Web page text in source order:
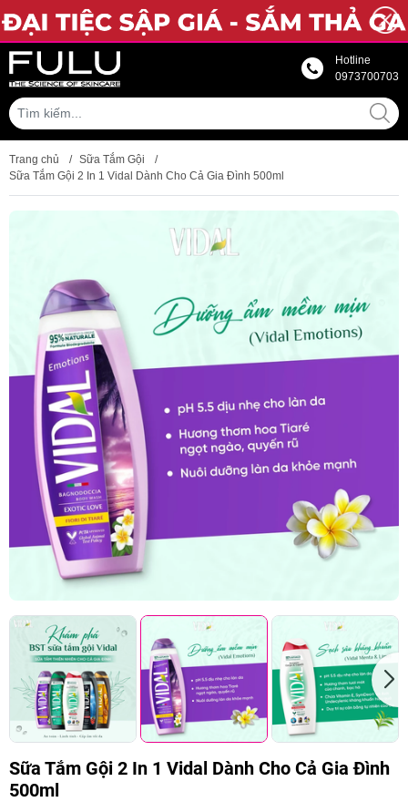
Hotline
0973700703
Trang chủ / Sữa Tắm Gội
/
Sữa Tắm Gội 2 In 1 Vidal Dành Cho Cả Gia Đình 500ml
Sữa Tắm Gội 2 In 1 Vidal Dành Cho Cả Gia Đình
500ml